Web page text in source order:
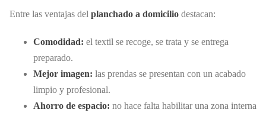
Entre las ventajas del planchado a domicilio destacan:
Comodidad: el textil se recoge, se trata y se entrega
preparado.
Mejor imagen: las prendas se presentan con un acabado
limpio y profesional.
Ahorro de espacio: no hace falta habilitar una zona interna